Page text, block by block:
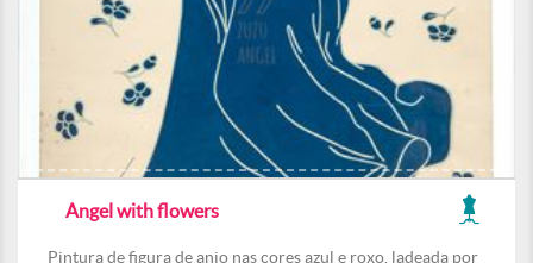
Angel with flowers
Pintura de figura de anjo nas cores azul e roxo, ladeada por